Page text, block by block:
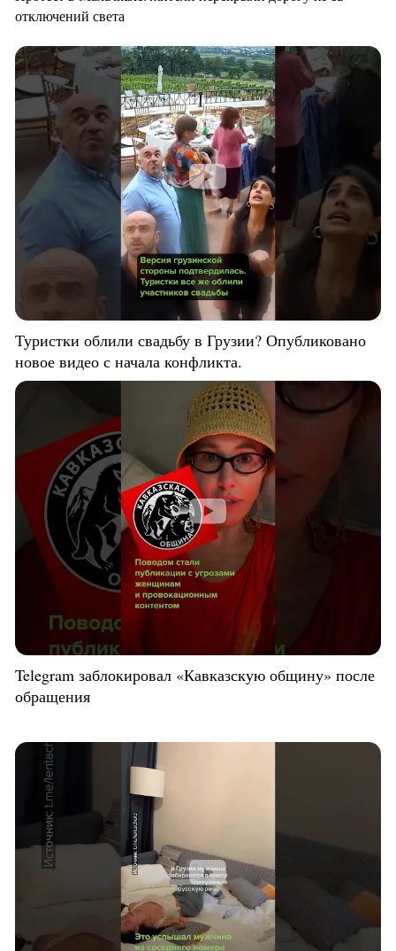
отключений света
Туристки облили свадьбу в Грузии? Опубликовано
новое видео с начала конфликта.
Telegram заблокировал «Кавказскую общину» после
обращения